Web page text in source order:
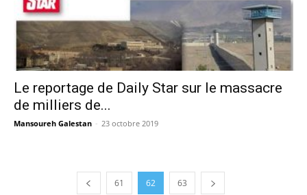
Le reportage de Daily Star sur le massacre
de milliers de...
Mansoureh Galestan - 23 octobre 2019
61 62 63